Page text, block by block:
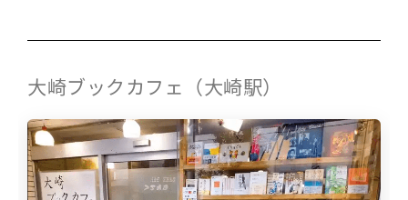
大崎ブックカフェ（大崎駅）